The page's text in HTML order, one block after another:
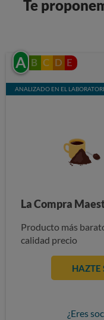
Te
A B C D E
ANALIZADO EN EL
La Compra
Producto más
calidad precio
HAZTE
¿Eres